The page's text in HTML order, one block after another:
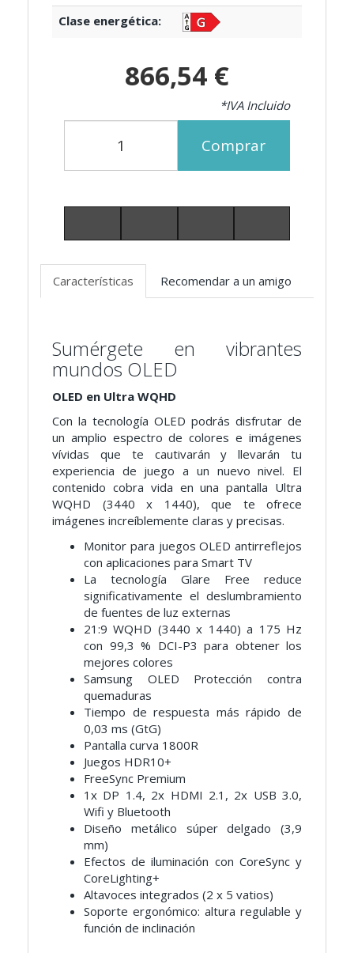
Clase energética:
866,54 €
*IVA Incluido
Comprar
Características Recomendar a un amigo
Sumérgete en vibrantes
mundos OLED
OLED en Ultra WQHD
Con la tecnología OLED podrás disfrutar de
un amplio espectro de colores e imágenes
vívidas que te cautivarán y llevarán tu
experiencia de juego a un nuevo nivel. El
contenido cobra vida en una pantalla Ultra
WQHD (3440 x 1440), que te ofrece
imágenes increíblemente claras y precisas.
Monitor para juegos OLED antirreflejos
con aplicaciones para Smart TV
La tecnología Glare Free reduce
significativamente el deslumbramiento
de fuentes de luz externas
21:9 WQHD (3440 x 1440) a 175 Hz
con 99,3 % DCI-P3 para obtener los
mejores colores
Samsung OLED Protección contra
quemaduras
Tiempo de respuesta más rápido de
0,03 ms (GtG)
Pantalla curva 1800R
Juegos HDR10+
FreeSync Premium
1x DP 1.4, 2x HDMI 2.1, 2x USB 3.0,
Wifi y Bluetooth
Diseño metálico súper delgado (3,9
mm)
Efectos de iluminación con CoreSync y
CoreLighting+
Altavoces integrados (2 x 5 vatios)
Soporte ergonómico: altura regulable y
función de inclinación